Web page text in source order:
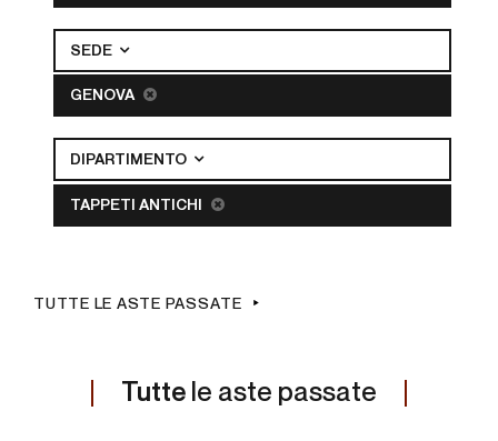
SEDE
GENOVA
DIPARTIMENTO
TAPPETI ANTICHI
TUTTE LE ASTE PASSATE
Tutte le aste passate